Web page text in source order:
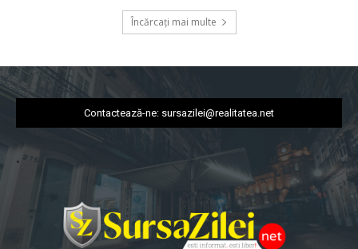
Încărcați mai multe
Contactează-ne: sursazilei@realitatea.net
.